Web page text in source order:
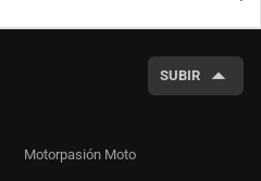
SUBIR
Motorpasión Moto